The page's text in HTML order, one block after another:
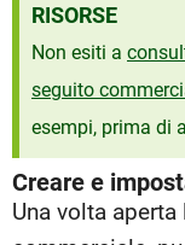
RISORSE
Non esiti a
seguito
esempi, prima di
Creare e
Una volta